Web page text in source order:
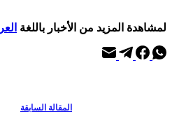
لمشاهدة المزيد من الأخبار باللغة
المقالة السابقة